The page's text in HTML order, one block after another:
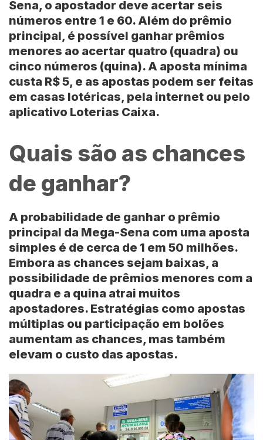
Sena, o apostador deve acertar seis
números entre 1 e 60. Além do prêmio
principal, é possível ganhar prêmios
menores ao acertar quatro (quadra) ou
cinco números (quina). A aposta mínima
custa R$ 5, e as apostas podem ser feitas
em casas lotéricas, pela internet ou pelo
aplicativo Loterias Caixa.
Quais são as chances
de ganhar?
A probabilidade de ganhar o prêmio
principal da Mega-Sena com uma aposta
simples é de cerca de 1 em 50 milhões.
Embora as chances sejam baixas, a
possibilidade de prêmios menores com a
quadra e a quina atrai muitos
apostadores. Estratégias como apostas
múltiplas ou participação em bolões
aumentam as chances, mas também
elevam o custo das apostas.